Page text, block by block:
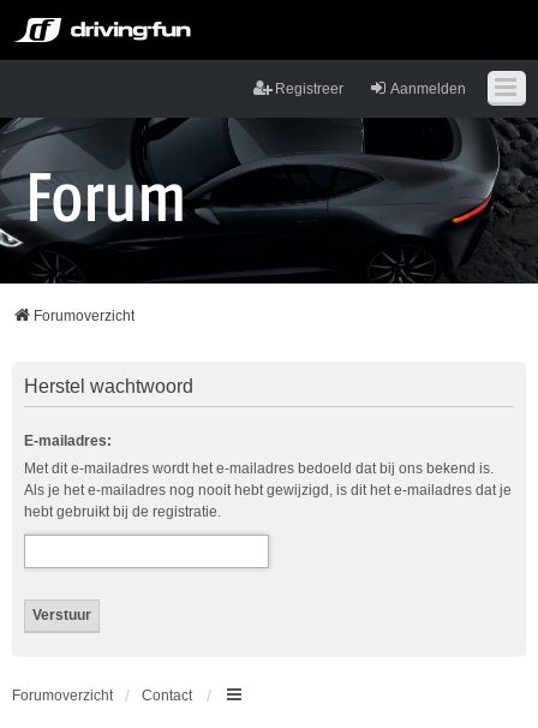
Aanmelden
Registreer
Forumoverzicht
Herstel wachtwoord
E-mailadres:
Met dit e-mailadres wordt het e-mailadres bedoeld dat bij ons bekend is.
Als je het e-mailadres nog nooit hebt gewijzigd, is dit het e-mailadres dat je
hebt gebruikt bij de registratie.
Forumoverzicht Contact